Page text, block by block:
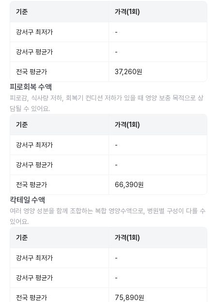
기준 가격(1회)
강서구 최저가 -
강서구 평균가 -
전국 평균가 37,260원
피로회복 수액
피로감, 식사량 저하, 회복기 컨디션 저하가 있을 때 영양 보충 목적으로 상
담될 수 있어요.
기준 가격(1회)
강서구 최저가 -
강서구 평균가 -
전국 평균가 66,390원
칵테일 수액
여러 영양 성분을 함께 조합하는 복합 영양수액으로, 병원별 구성이 다를 수
있어요.
기준 가격(1회)
강서구 최저가 -
강서구 평균가 -
전국 평균가 75,890원